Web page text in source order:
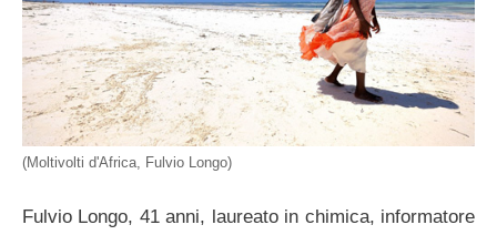
(Moltivolti d'Africa, Fulvio Longo)
Fulvio Longo, 41 anni, laureato in chimica, informatore